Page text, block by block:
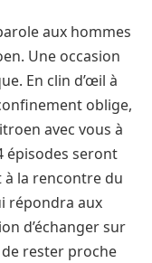
aux hommes
Une occasion
En clin d’œil à
oblige,
avec vous à
épisodes seront
la rencontre du
répondra aux
d’échanger sur
rester proche